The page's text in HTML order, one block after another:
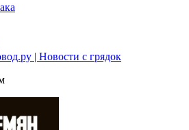
| Новости с грядок